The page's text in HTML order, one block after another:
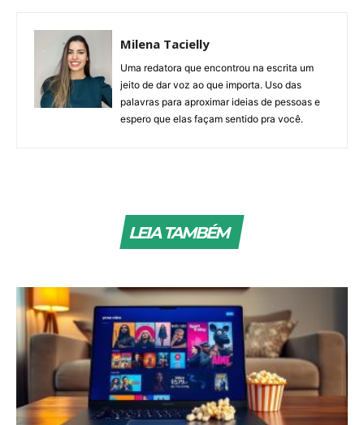
Milena Tacielly
Uma redatora que encontrou na escrita um
jeito de dar voz ao que importa. Uso das
palavras para aproximar ideias de pessoas e
espero que elas façam sentido pra você.
LEIA TAMBÉM